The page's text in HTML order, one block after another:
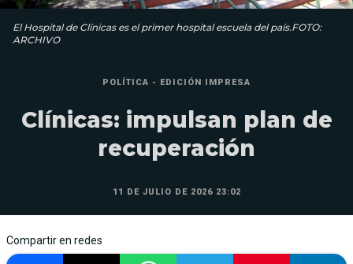
El Hospital de Clínicas es el primer hospital escuela del país.FOTO:
ARCHIVO
POLÍTICA - EDICIÓN IMPRESA
Clínicas: impulsan plan de
recuperación
11 DE JULIO DE 2026 23:02
Compartir en redes